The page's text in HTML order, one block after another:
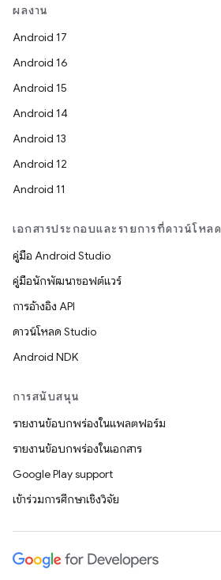
ผลงาน
Android 17
Android 16
Android 15
Android 14
Android 13
Android 12
Android 11
เอกสารประกอบและรายการที่ดาวน์โหลด
คู่มือ Android Studio
คู่มือนักพัฒนาซอฟต์แวร์
การอ้างอิง API
ดาวน์โหลด Studio
Android NDK
การสนับสนุน
รายงานข้อบกพร่องในแพลตฟอร์ม
รายงานข้อบกพร่องในเอกสาร
Google Play support
เข้าร่วมการศึกษาเชิงวิจัย